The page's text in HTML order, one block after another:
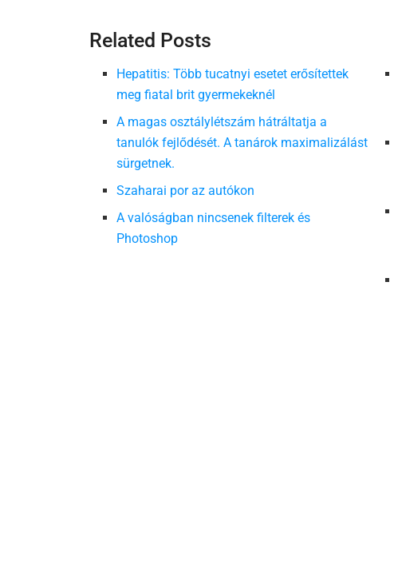
Related Posts
Hepatitis: Több tucatnyi esetet erősítettek
meg fiatal brit gyermekeknél
A magas osztálylétszám hátráltatja a
tanulók fejlődését. A tanárok maximalizálást
sürgetnek.
Szaharai por az autókon
A valóságban nincsenek filterek és
Photoshop